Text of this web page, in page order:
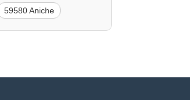
59580 Aniche